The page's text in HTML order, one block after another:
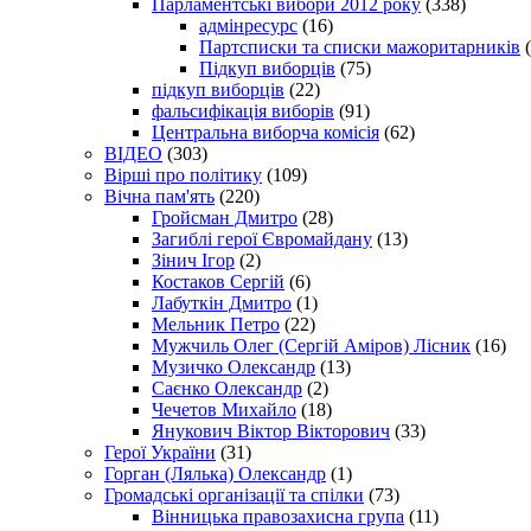
адмінресурс (16)
Партсписки та списки мажоритарників
Підкуп виборців (75)
підкуп виборців (22)
фальсифікація виборів (91)
Центральна виборча комісія (62)
ВІДЕО (303)
Вірші про політику (109)
Вічна пам'ять (220)
Гройсман Дмитро (28)
Загиблі герої Євромайдану (13)
Зінич Ігор (2)
Костаков Сергій (6)
Лабуткін Дмитро (1)
Мельник Петро (22)
Мужчиль Олег (Сергій Аміров) Лісник (16)
Музичко Олександр (13)
Саєнко Олександр (2)
Чечетов Михайло (18)
Янукович Віктор Вікторович (33)
Герої України (31)
Горган (Лялька) Олександр (1)
Громадські організації та спілки (73)
Вінницька правозахисна група (11)